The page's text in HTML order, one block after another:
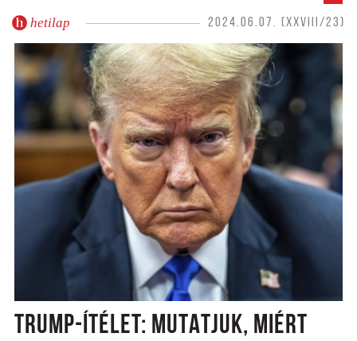
hetilap 2024.06.07. (XXVIII/23)
TRUMP-ÍTÉLET: MUTATJUK, MIÉRT